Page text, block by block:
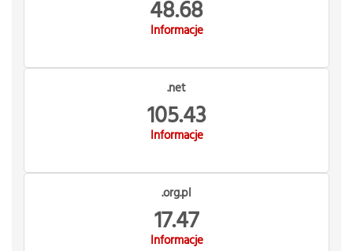
48.68
Informacje
.net
105.43
Informacje
.org.pl
17.47
Informacje